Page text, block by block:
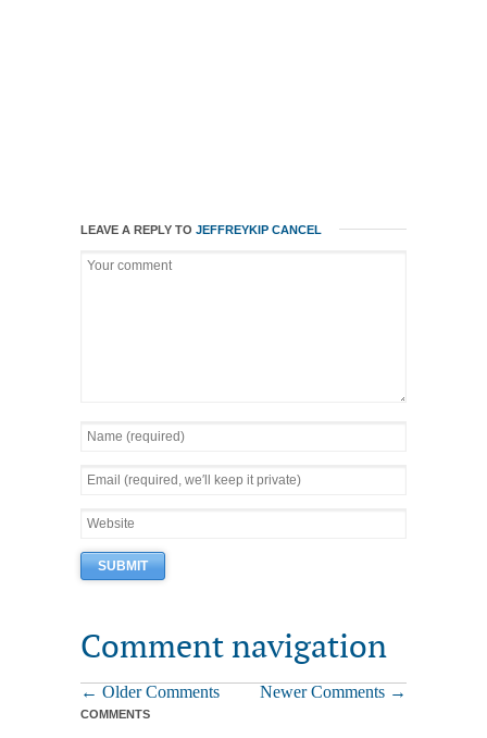
LEAVE A REPLY TO JEFFREYKIP CANCEL
Comment navigation
← Older Comments Newer Comments →
COMMENTS